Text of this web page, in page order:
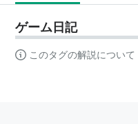
ゲーム日記
このタグの解説について